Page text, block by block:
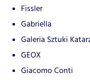
Fissler
Gabriella
Galeria Sztuki
GEOX
Giacomo Conti